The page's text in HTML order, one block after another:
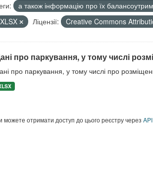
а також інформацію про їх
XLSX
Ліцензії: Creative Commons
про паркування, у тому числі
про паркування, у тому числі про
можете отримати доступ до цього реєстру через API